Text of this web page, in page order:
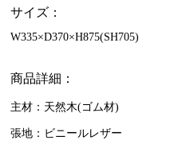
サイズ：
W335×D370×H875(SH705)
商品詳細：
主材：天然木(ゴム材)
張地：ビニールレザー